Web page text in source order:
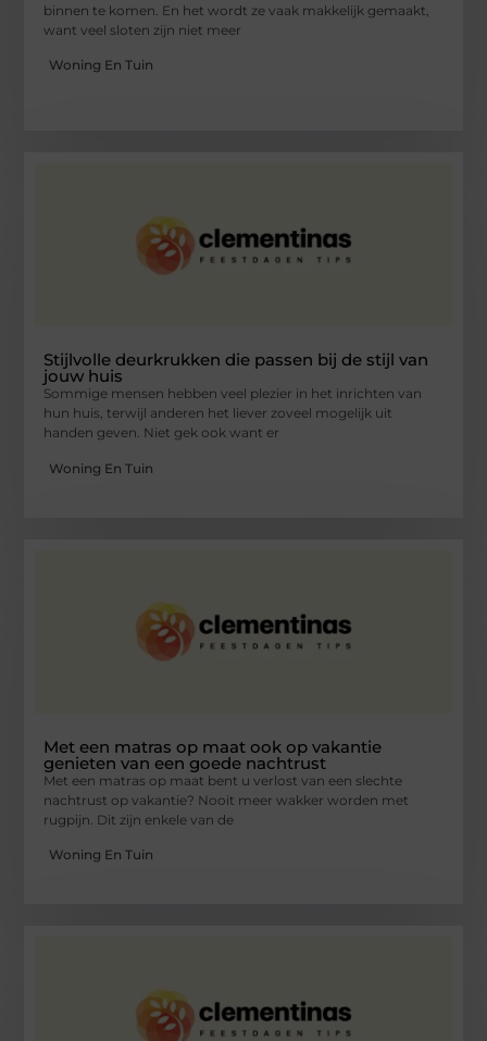
binnen te komen. En het wordt ze vaak makkelijk gemaakt,
want veel sloten zijn niet meer
Woning En Tuin
Stijlvolle deurkrukken die passen bij de stijl van
jouw huis
Sommige mensen hebben veel plezier in het inrichten van
hun huis, terwijl anderen het liever zoveel mogelijk uit
handen geven. Niet gek ook want er
Woning En Tuin
Met een matras op maat ook op vakantie
genieten van een goede nachtrust
Met een matras op maat bent u verlost van een slechte
nachtrust op vakantie? Nooit meer wakker worden met
rugpijn. Dit zijn enkele van de
Woning En Tuin